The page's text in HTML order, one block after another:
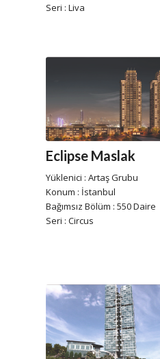
Seri : Liva
Eclipse Maslak
Yüklenici : Artaş Grubu
Konum : İstanbul
Bağımsız Bölüm : 550 Daire
Seri : Circus